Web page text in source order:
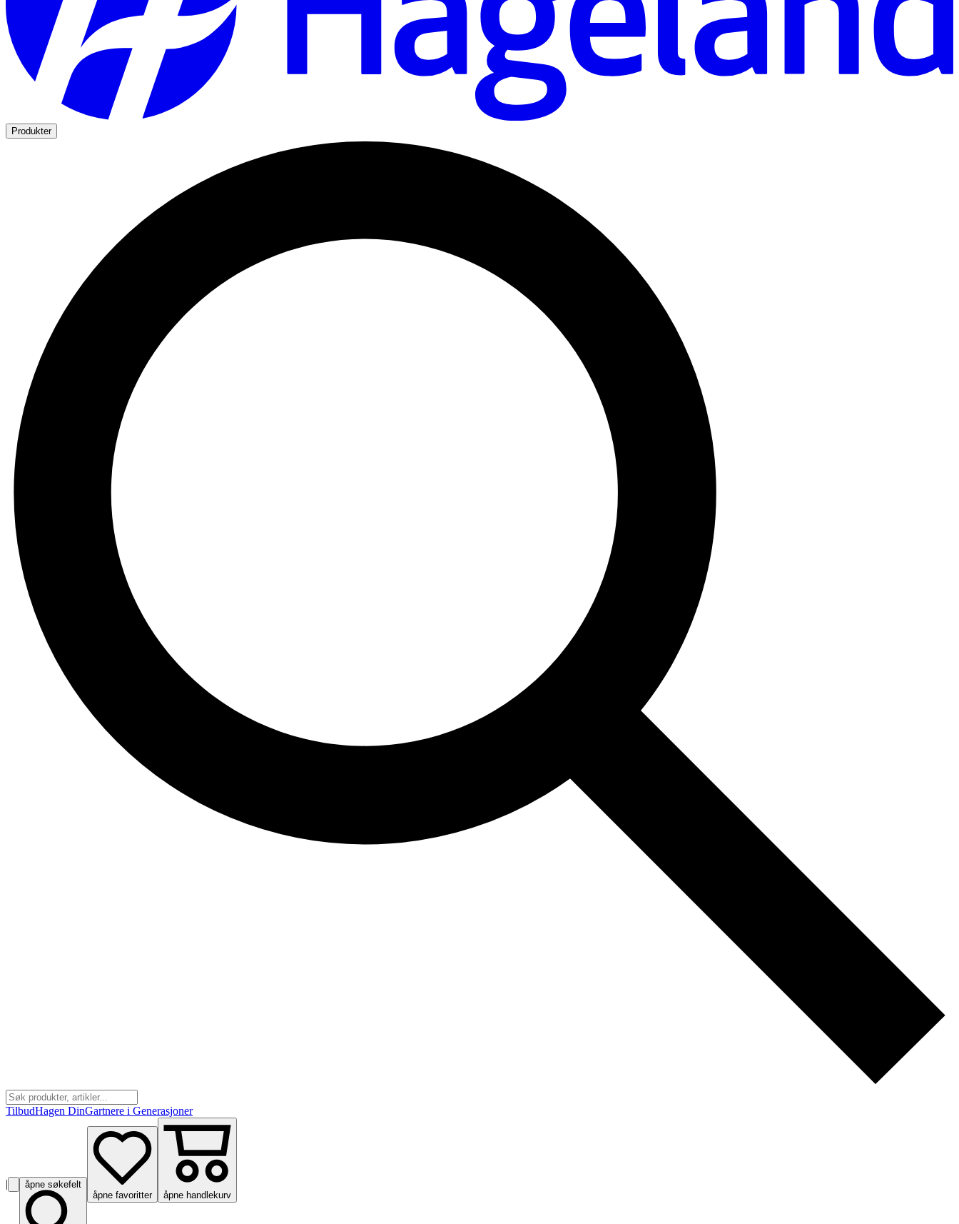
Produkter
TilbudHagen DinGartnere i Generasjoner
|
åpne søkefelt
åpne favoritter
åpne handlekurv